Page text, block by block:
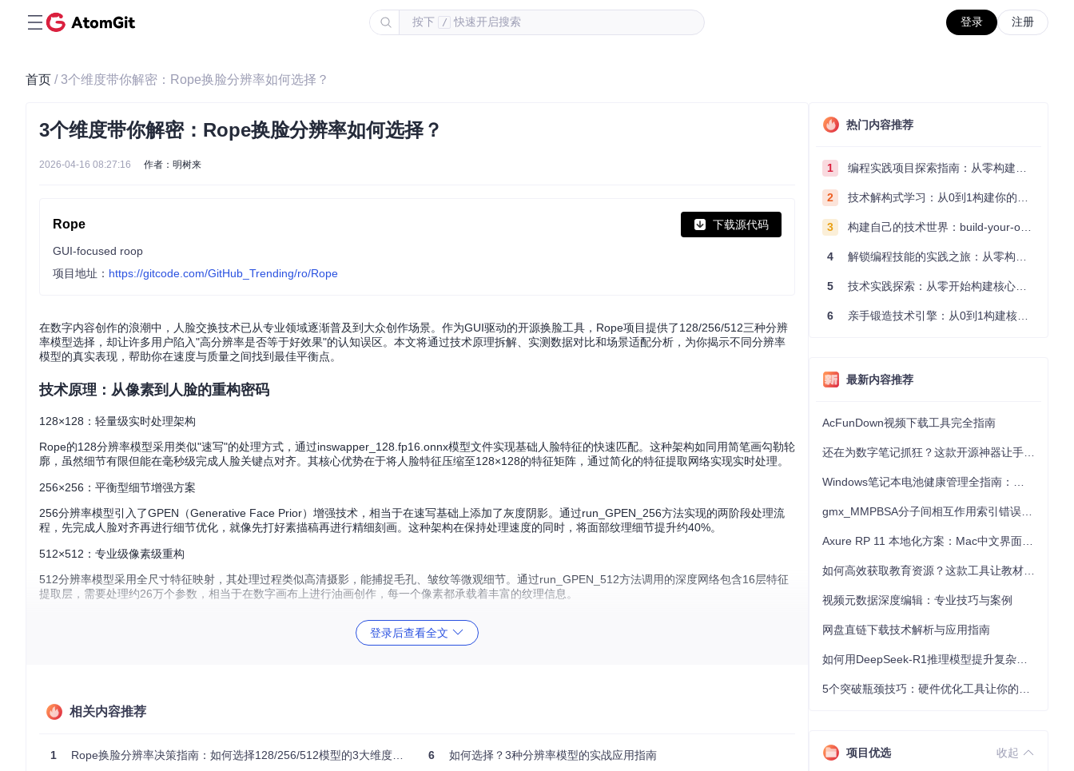
按下 / 快速开启搜索 登录 注册
首页 / 3个维度带你解密：Rope换脸分辨率如何选择？
3个维度带你解密：Rope换脸分辨率如何选择？
2026-04-16 08:27:16 作者：明树来
Rope 下载源代码
GUI-focused roop
项目地址： https://gitcode.com/GitHub_Trending/ro/Rope
在数字内容创作的浪潮中，人脸交换技术已从专业领域逐渐普及到大众创作场景。作为GUI驱动的开源换脸工具，Rope项目提供了128/256/512三种分辨
率模型选择，却让许多用户陷入"高分辨率是否等于好效果"的认知误区。本文将通过技术原理拆解、实测数据对比和场景适配分析，为你揭示不同分辨率
模型的真实表现，帮助你在速度与质量之间找到最佳平衡点。
技术原理：从像素到人脸的重构密码
128×128：轻量级实时处理架构
Rope的128分辨率模型采用类似"速写"的处理方式，通过inswapper_128.fp16.onnx模型文件实现基础人脸特征的快速匹配。这种架构如同用简笔画勾勒轮
廓，虽然细节有限但能在毫秒级完成人脸关键点对齐。其核心优势在于将人脸特征压缩至128×128的特征矩阵，通过简化的特征提取网络实现实时处理。
256×256：平衡型细节增强方案
256分辨率模型引入了GPEN（Generative Face Prior）增强技术，相当于在速写基础上添加了灰度阴影。通过run_GPEN_256方法实现的两阶段处理流
程，先完成人脸对齐再进行细节优化，就像先打好素描稿再进行精细刻画。这种架构在保持处理速度的同时，将面部纹理细节提升约40%。
512×512：专业级像素级重构
512分辨率模型采用全尺寸特征映射，其处理过程类似高清摄影，能捕捉毛孔、皱纹等微观细节。通过run_GPEN_512方法调用的深度网络包含16层特征
提取层，需要处理约26万个参数，相当于在数字画布上进行油画创作，每一个像素都承载着丰富的纹理信息。
图1：Rope项目三种分辨率模型的处理流程对比，展示从输入到输出的特征转换过程
硬件：NVIDIA RTX 3060 12GB / Intel i7-10700K / 32GB DDR4
登录后查看全文
相关内容推荐
1 Rope换脸分辨率决策指南：如何选择128/256/512模型的3大维度解析 6 如何选择？3种分辨率模型的实战应用指南
热门内容推荐
1 编程实践项目探索指南：从零构建技术能力体系
2 技术解构式学习：从0到1构建你的编程知识体系
3 构建自己的技术世界：build-your-own-x项目的实践探索指南
4 解锁编程技能的实践之旅：从零构建你的技术世界
5 技术实践探索：从零开始构建核心系统的实践指南
6 亲手锻造技术引擎：从0到1构建核心系统的实践指南
最新内容推荐
AcFunDown视频下载工具完全指南
视频元数据深度编辑：专业技巧与案例
网盘直链下载技术解析与应用指南
项目优选 收起